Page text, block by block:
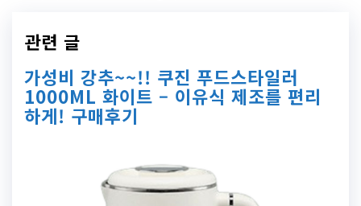
관련 글
가성비 강추~~!! 쿠진 푸드스타일러
1000ML 화이트 – 이유식 제조를 편리
하게! 구매후기